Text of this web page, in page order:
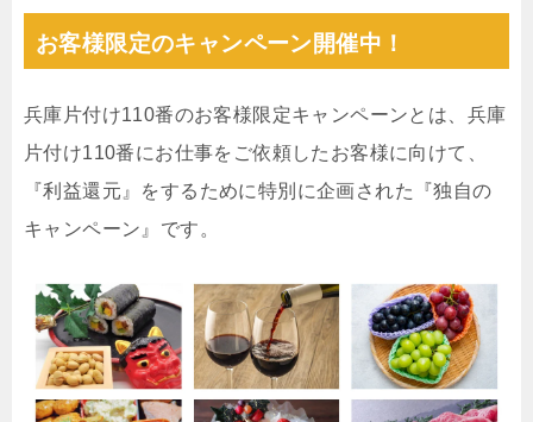
お客様限定のキャンペーン開催中！
兵庫片付け110番のお客様限定キャンペーンとは、兵庫
片付け110番にお仕事をご依頼したお客様に向けて、
『利益還元』をするために特別に企画された『独自の
キャンペーン』です。